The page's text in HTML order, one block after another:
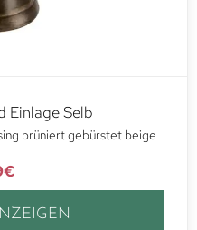
Einlage Selb
brüniert gebürstet beige
€